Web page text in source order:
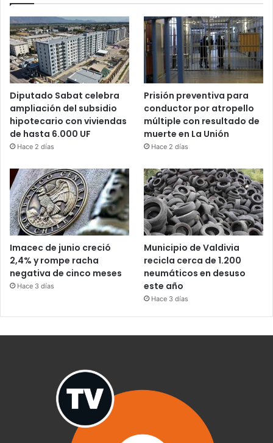
Diputado Sabat celebra
ampliación del subsidio
hipotecario con viviendas
de hasta 6.000 UF
Hace 2 días
Prisión preventiva para
conductor por atropello
múltiple con resultado de
muerte en La Unión
Hace 2 días
Imacec de junio creció
2,4% y rompe racha
negativa de cinco meses
Hace 3 días
Municipio de Valdivia
recicla cerca de 1.200
neumáticos en desuso
este año
Hace 3 días